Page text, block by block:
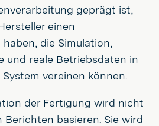
geprägt ist,
einen
die Simulation,
und reale Betriebsdaten in
vereinen können.
der Fertigung wird nicht
Berichten basieren. Sie wird